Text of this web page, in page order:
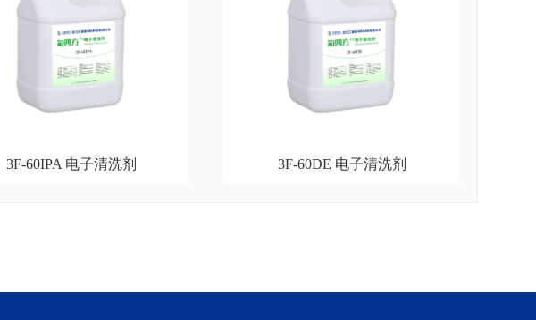
3F-60IPA 电子清洗剂 3F-60DE 电子清洗剂